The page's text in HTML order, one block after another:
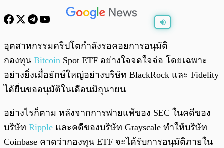
อุตสาหกรรมคริปโตกำลังรอคอยการอนุมัติ
กองทุน Bitcoin Spot ETF อย่างใจจดใจจ่อ โดยเฉพาะ
อย่างยิ่งเมื่อยักษ์ใหญ่อย่างบริษัท BlackRock และ Fidelity
ได้ยื่นขออนุมัติในเดือนมิถุนายน
อย่างไรก็ตาม หลังจากการพ่ายแพ้ของ SEC ในคดีของ
บริษัท Ripple และคดีของบริษัท Grayscale ทำให้บริษัท
Coinbase คาดว่ากองทุน ETF จะได้รับการอนุมัติภายใน